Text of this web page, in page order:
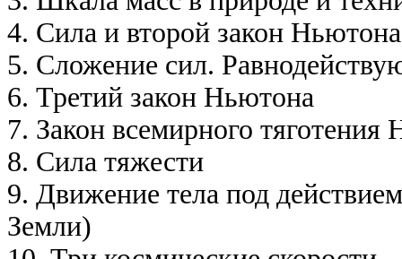
4. Сила и второй закон Ньютона
5. Сложение сил.
6. Третий закон Ньютона
7. Закон всемирного тяготения
8. Сила тяжести
9. Движение тела под
Земли)